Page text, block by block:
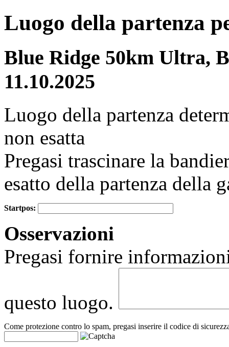
Luogo della partenza
Blue Ridge 50km Ultra,
11.10.2025
Luogo della partenza
non esatta
Pregasi trascinare la
esatto della partenza della
−
Startpos:
Osservazioni
Pregasi fornire
questo luogo.
Come protezione contro lo spam, pregasi inserire il codice di